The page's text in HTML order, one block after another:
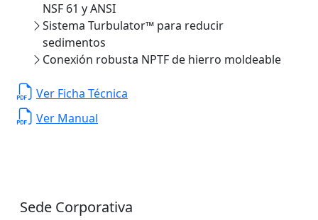
NSF 61 y ANSI
Sistema Turbulator™ para reducir
sedimentos
Conexión robusta NPTF de hierro moldeable
Ver Ficha Técnica
Ver Manual
Sede Corporativa